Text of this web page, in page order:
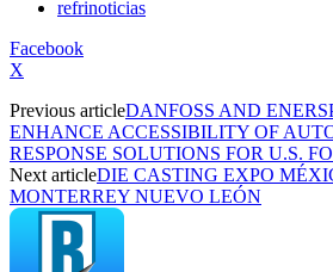
refrinoticias
Facebook
X
Previous articleDANFOSS AND
ENHANCE ACCESSIBILITY OF
RESPONSE SOLUTIONS FOR U.S.
Next articleDIE CASTING EXPO
MONTERREY NUEVO LEÓN